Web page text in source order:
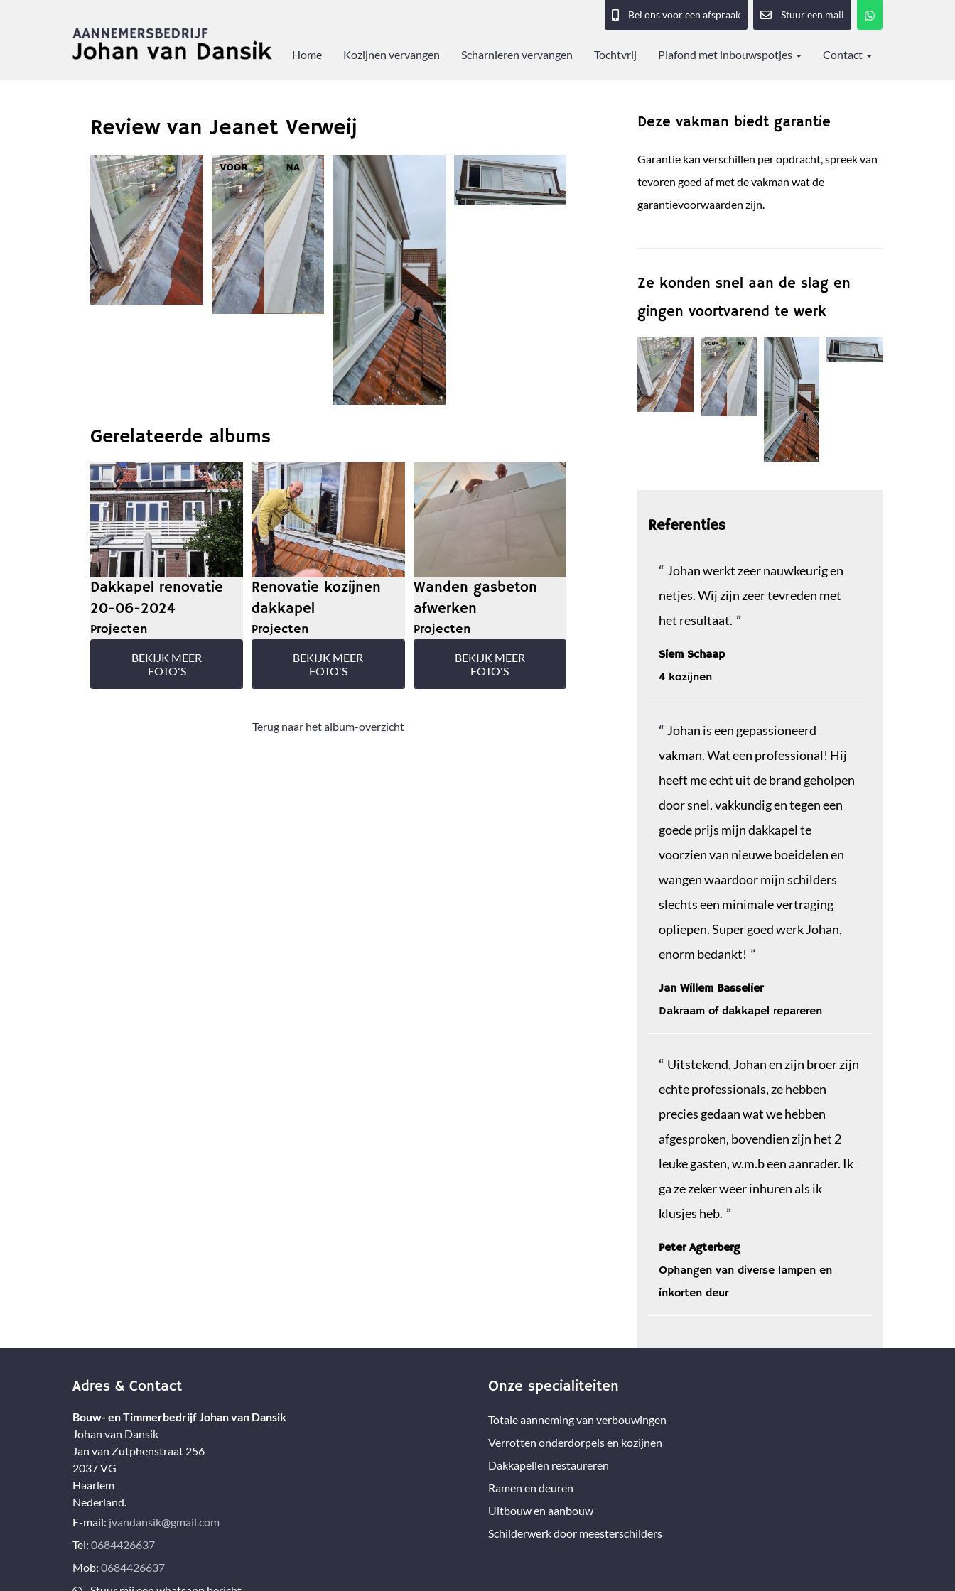
Bel ons voor een afspraak Stuur een mail
Home Kozijnen vervangen Scharnieren vervangen Tochtvrij Plafond met inbouwspotjes Contact
Review van Jeanet Verweij
Gerelateerde albums
Dakkapel renovatie
20-06-2024
Projecten
BEKIJK MEER
FOTO'S
Renovatie kozijnen
dakkapel
Projecten
BEKIJK MEER
FOTO'S
Wanden gasbeton
afwerken
Projecten
BEKIJK MEER
FOTO'S
Terug naar het album-overzicht
Deze vakman biedt garantie
Garantie kan verschillen per opdracht, spreek van
tevoren goed af met de vakman wat de
garantievoorwaarden zijn.
Ze konden snel aan de slag en
gingen voortvarend te werk
Referenties
Johan werkt zeer nauwkeurig en
netjes. Wij zijn zeer tevreden met
het resultaat.
Siem Schaap
4 kozijnen
Johan is een gepassioneerd
vakman. Wat een professional! Hij
heeft me echt uit de brand geholpen
door snel, vakkundig en tegen een
goede prijs mijn dakkapel te
voorzien van nieuwe boeidelen en
wangen waardoor mijn schilders
slechts een minimale vertraging
opliepen. Super goed werk Johan,
enorm bedankt!
Jan Willem Basselier
Dakraam of dakkapel repareren
Uitstekend, Johan en zijn broer zijn
echte professionals, ze hebben
precies gedaan wat we hebben
afgesproken, bovendien zijn het 2
leuke gasten, w.m.b een aanrader. Ik
ga ze zeker weer inhuren als ik
klusjes heb.
Peter Agterberg
Ophangen van diverse lampen en
inkorten deur
Adres & Contact
Bouw- en Timmerbedrijf Johan van Dansik
Johan van Dansik
Jan van Zutphenstraat 256
2037 VG
Haarlem
Nederland.
E-mail: jvandansik@gmail.com
Tel: 0684426637
Mob: 0684426637
Onze specialiteiten
Totale aanneming van verbouwingen
Verrotten onderdorpels en kozijnen
Dakkapellen restaureren
Ramen en deuren
Uitbouw en aanbouw
Schilderwerk door meesterschilders